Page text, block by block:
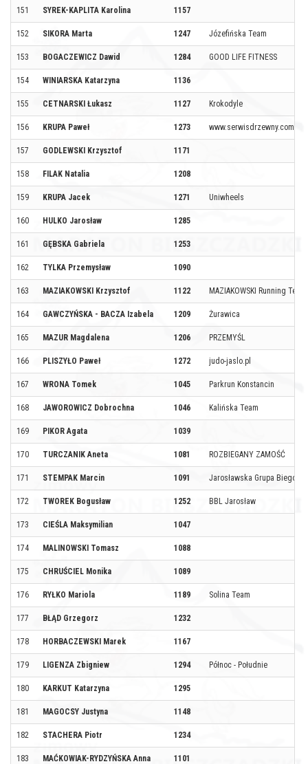
151 SYREK-KAPLITA Karolina 1157
152 SIKORA Marta 1247 Józefińska Team
153 BOGACZEWICZ Dawid 1284 GOOD LIFE FITNESS
154 WINIARSKA Katarzyna 1136
155 CETNARSKI Łukasz 1127 Krokodyle
156 KRUPA Paweł 1273 www.serwisdrzewny.com
157 GODLEWSKI Krzysztof 1171
158 FILAK Natalia 1208
159 KRUPA Jacek 1271 Uniwheels
160 HULKO Jarosław 1285
161 GĘBSKA Gabriela 1253
162 TYLKA Przemysław 1090
163 MAZIAKOWSKI Krzysztof 1122 MAZIAKOWSKI Running Team
164 GAWCZYŃSKA - BACZA Izabela 1209 Żurawica
165 MAZUR Magdalena 1206 PRZEMYŚL
166 PLISZYŁO Paweł 1272 judo-jaslo.pl
167 WRONA Tomek 1045 Parkrun Konstancin
168 JAWOROWICZ Dobrochna 1046 Kalińska Team
169 PIKOR Agata 1039
170 TURCZANIK Aneta 1081 ROZBIEGANY ZAMOŚĆ
171 STEMPAK Marcin 1091 Jarosławska Grupa Biegowa
172 TWOREK Bogusław 1252 BBL Jarosław
173 CIEŚLA Maksymilian 1047
174 MALINOWSKI Tomasz 1088
175 CHRUŚCIEL Monika 1089
176 RYŁKO Mariola 1189 Solina Team
177 BŁĄD Grzegorz 1232
178 HORBACZEWSKI Marek 1167
179 LIGENZA Zbigniew 1294 Północ - Południe
180 KARKUT Katarzyna 1295
181 MAGOCSY Justyna 1148
182 STACHERA Piotr 1234
183 MAĆKOWIAK-RYDZYŃSKA Anna 1101